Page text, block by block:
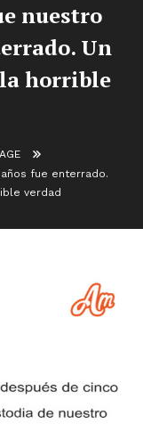
nuestro
Un
la horrible
fue enterrado.
verdad